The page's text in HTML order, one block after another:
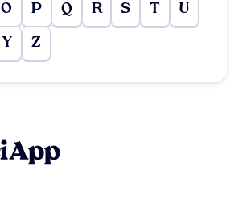
O P Q R S T U
Y Z